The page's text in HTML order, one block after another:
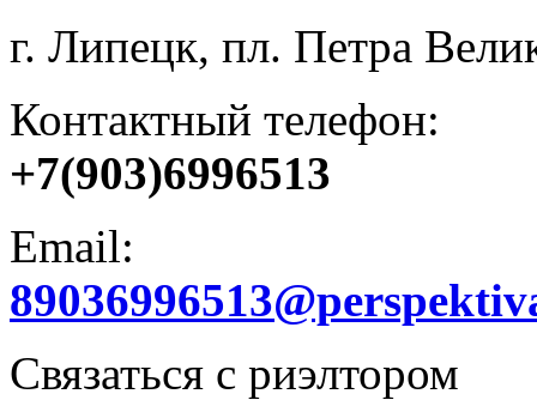
г. Липецк, пл. Петра
Контактный телефон:
+7(903)6996513
Email:
Связаться с риэлтором